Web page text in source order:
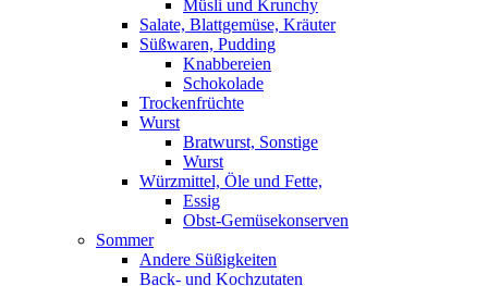
Müsli und Krunchy
Salate, Blattgemüse, Kräuter
Süßwaren, Pudding
Knabbereien
Schokolade
Trockenfrüchte
Wurst
Bratwurst, Sonstige
Wurst
Würzmittel, Öle und Fette,
Essig
Obst-Gemüsekonserven
Sommer
Andere Süßigkeiten
Back- und Kochzutaten